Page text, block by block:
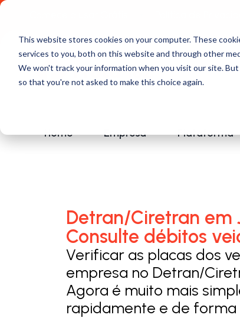
This website stores cookies on your computer. These
services to you, both on this website and through other
We won't track your information when you visit our site.
so that you're not asked to make this choice again.
Home Empresa Plataforma
Detran/Ciretran em
Consulte débitos
Verificar as placas dos
empresa no Detran/
Agora é muito mais
rapidamente e de forma